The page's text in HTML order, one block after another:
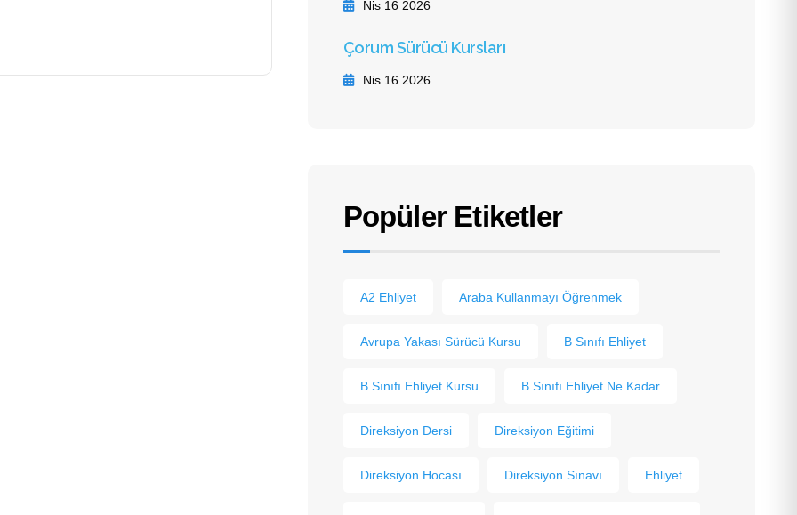
Nis 16 2026
Çorum Sürücü Kursları
Nis 16 2026
Popüler Etiketler
A2 Ehliyet Araba Kullanmayı Öğrenmek
Avrupa Yakası Sürücü Kursu B Sınıfı Ehliyet
B Sınıfı Ehliyet Kursu B Sınıfı Ehliyet Ne Kadar
Direksiyon Dersi Direksiyon Eğitimi
Direksiyon Hocası Direksiyon Sınavı Ehliyet